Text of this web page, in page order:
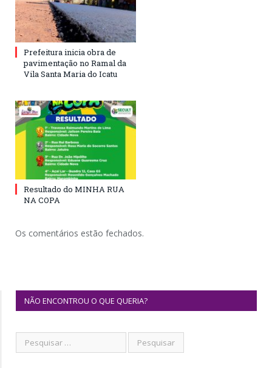
Prefeitura inicia obra de
pavimentação no Ramal da
Vila Santa Maria do Icatu
Resultado do MINHA RUA
NA COPA
Os comentários estão fechados.
NÃO ENCONTROU O QUE QUERIA?